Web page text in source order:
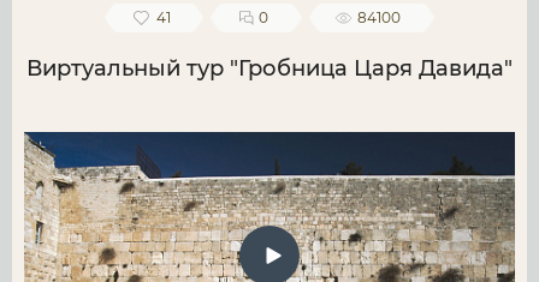
41 0 84100
Виртуальный тур "Гробница Царя Давида"